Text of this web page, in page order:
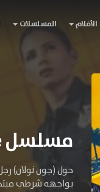
الأفلام المسلسلات
مسلسل The Rookie الموسم الثامن
حول (جون نولان)
يواجهه شرطي